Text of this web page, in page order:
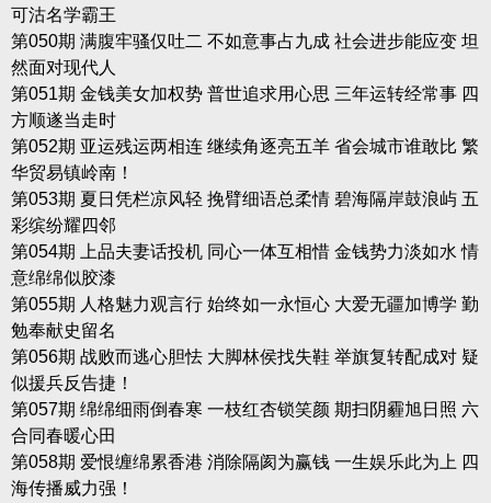
可沽名学霸王
第050期 满腹牢骚仅吐二 不如意事占九成 社会进步能应变 坦
然面对现代人
第051期 金钱美女加权势 普世追求用心思 三年运转经常事 四
方顺遂当走时
第052期 亚运残运两相连 继续角逐亮五羊 省会城市谁敢比 繁
华贸易镇岭南！
第053期 夏日凭栏凉风轻 挽臂细语总柔情 碧海隔岸鼓浪屿 五
彩缤纷耀四邻
第054期 上品夫妻话投机 同心一体互相惜 金钱势力淡如水 情
意绵绵似胶漆
第055期 人格魅力观言行 始终如一永恒心 大爱无疆加博学 勤
勉奉献史留名
第056期 战败而逃心胆怯 大脚林侯找失鞋 举旗复转配成对 疑
似援兵反告捷！
第057期 绵绵细雨倒春寒 一枝红杏锁笑颜 期扫阴霾旭日照 六
合同春暖心田
第058期 爱恨缠绵累香港 消除隔阂为赢钱 一生娱乐此为上 四
海传播威力强！